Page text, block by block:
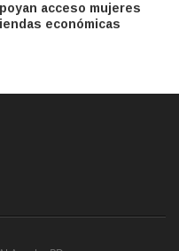
acceso mujeres
económicas